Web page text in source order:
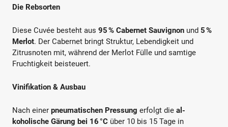
Die Rebsorten
Diese Cuvée besteht aus 95 % Cabernet Sauvignon und 5 %
Merlot. Der Cabernet bringt Struktur, Lebendigkeit und
Zitrusnoten mit, während der Merlot Fülle und samtige
Fruchtigkeit beisteuert.
Vinifikation & Ausbau
Nach einer pneumatischen Pressung erfolgt die al­
koholische Gärung bei 16 °C über 10 bis 15 Tage in